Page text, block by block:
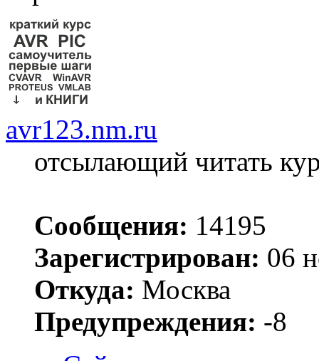
avr123.nm.ru
отсылающий читать
Сообщения: 14195
Зарегистрирован: 06
Откуда: Москва
Предупреждения: -8